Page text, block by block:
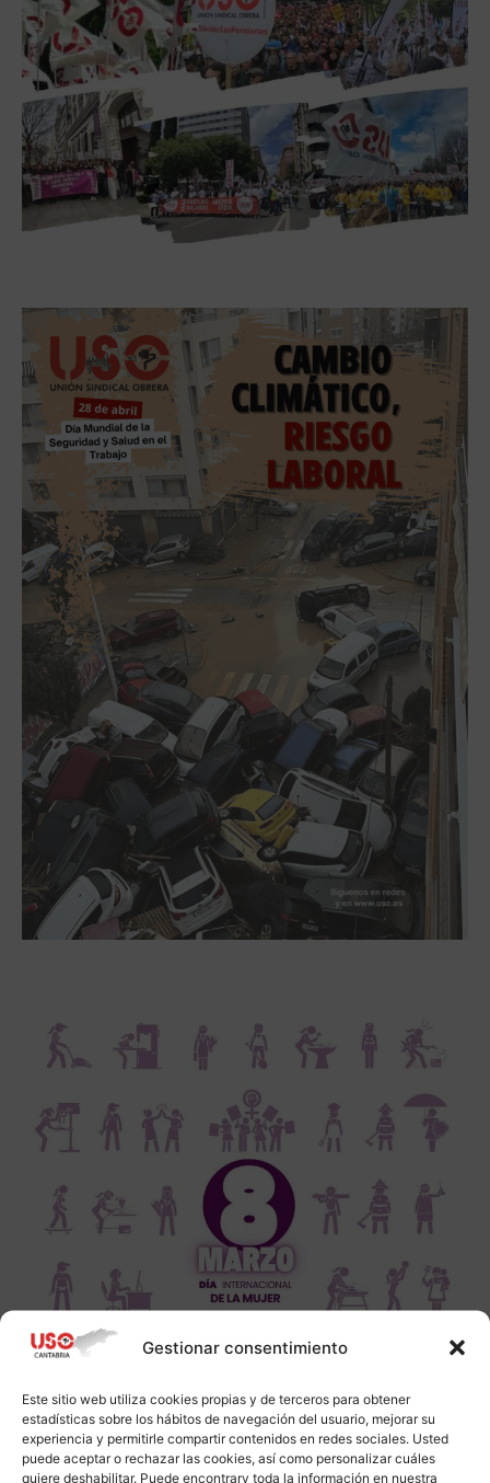
Gestionar consentimiento
Este sitio web utiliza cookies propias y de terceros para obtener
estadísticas sobre los hábitos de navegación del usuario, mejorar su
experiencia y permitirle compartir contenidos en redes sociales. Usted
puede aceptar o rechazar las cookies, así como personalizar cuáles
quiere deshabilitar. Puede encontrarv toda la información en nuestra